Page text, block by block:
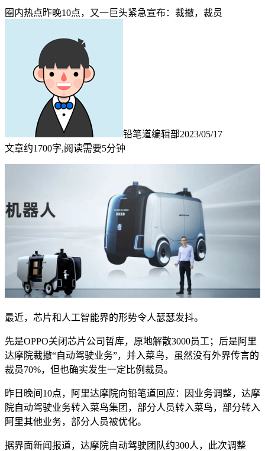
圈内热点昨晚10点，又一巨头紧急宣布：裁撤，裁员
铅笔道编辑部2023/05/17
文章约1700字,阅读需要5分钟
最近，芯片和人工智能界的形势令人瑟瑟发抖。
先是OPPO关闭芯片公司哲库，原地解散3000员工；后是阿里
达摩院裁撤“自动驾驶业务”，并入菜鸟，虽然没有外界传言的
裁员70%，但也确实发生一定比例裁员。
昨日晚间10点，阿里达摩院向铅笔道回应：因业务调整，达摩
院自动驾驶业务转入菜鸟集团，部分人员转入菜鸟，部分转入
阿里其他业务，部分人员被优化。
据界面新闻报道，达摩院自动驾驶团队约300人，此次调整